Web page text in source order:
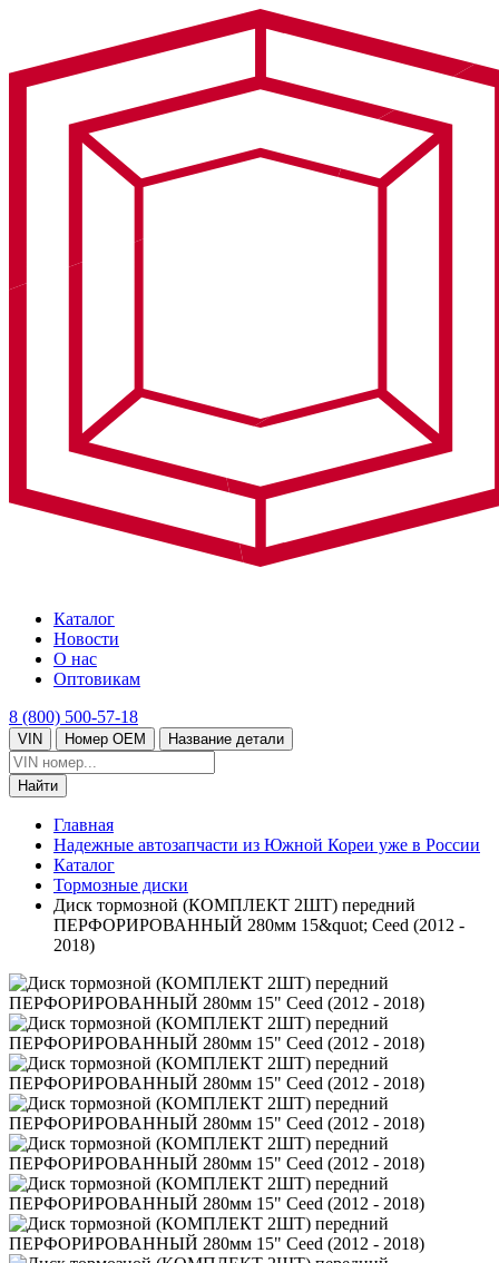
Каталог
Новости
О нас
Оптовикам
8 (800) 500-57-18
VIN Номер OEM Название детали
Главная
Надежные автозапчасти из Южной Кореи уже в России
Каталог
Тормозные диски
Диск тормозной (КОМПЛЕКТ 2ШТ) передний
ПЕРФОРИРОВАННЫЙ 280мм 15&quot; Ceed (2012 -
2018)